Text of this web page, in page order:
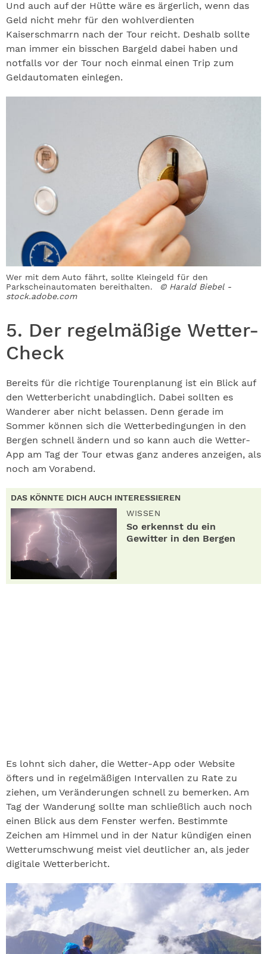
Und auch auf der Hütte wäre es ärgerlich, wenn das
Geld nicht mehr für den wohlverdienten
Kaiserschmarrn nach der Tour reicht. Deshalb sollte
man immer ein bisschen Bargeld dabei haben und
notfalls vor der Tour noch einmal einen Trip zum
Geldautomaten einlegen.
Wer mit dem Auto fährt, sollte Kleingeld für den
Parkscheinautomaten bereithalten.
© Harald Biebel -
stock.adobe.com
5. Der regelmäßige Wetter-
Check
Bereits für die richtige Tourenplanung ist ein Blick auf
den Wetterbericht unabdinglich. Dabei sollten es
Wanderer aber nicht belassen. Denn gerade im
Sommer können sich die Wetterbedingungen in den
Bergen schnell ändern und so kann auch die Wetter-
App am Tag der Tour etwas ganz anderes anzeigen, als
noch am Vorabend.
DAS KÖNNTE DICH AUCH INTERESSIEREN
WISSEN
So erkennst du ein
Gewitter in den Bergen
Es lohnt sich daher, die Wetter-App oder Website
öfters und in regelmäßigen Intervallen zu Rate zu
ziehen, um Veränderungen schnell zu bemerken. Am
Tag der Wanderung sollte man schließlich auch noch
einen Blick aus dem Fenster werfen. Bestimmte
Zeichen am Himmel und in der Natur kündigen einen
Wetterumschwung meist viel deutlicher an, als jeder
digitale Wetterbericht.